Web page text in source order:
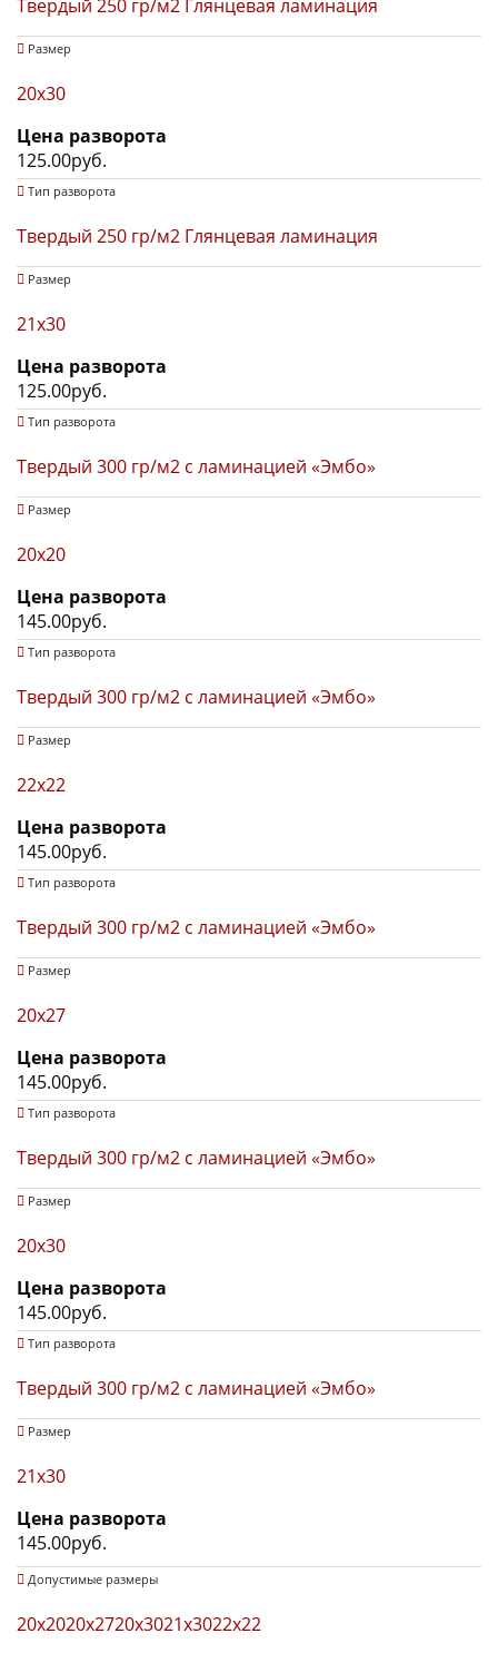
Твердый 250 гр/м2 Глянцевая ламинация
Размер
20х30
Цена разворота
125.00руб.
Тип разворота
Твердый 250 гр/м2 Глянцевая ламинация
Размер
21x30
Цена разворота
125.00руб.
Тип разворота
Твердый 300 гр/м2 с ламинацией «Эмбо»
Размер
20x20
Цена разворота
145.00руб.
Тип разворота
Твердый 300 гр/м2 с ламинацией «Эмбо»
Размер
22х22
Цена разворота
145.00руб.
Тип разворота
Твердый 300 гр/м2 с ламинацией «Эмбо»
Размер
20х27
Цена разворота
145.00руб.
Тип разворота
Твердый 300 гр/м2 с ламинацией «Эмбо»
Размер
20х30
Цена разворота
145.00руб.
Тип разворота
Твердый 300 гр/м2 с ламинацией «Эмбо»
Размер
21x30
Цена разворота
145.00руб.
Допустимые размеры
20x2020х2720х3021x3022х22